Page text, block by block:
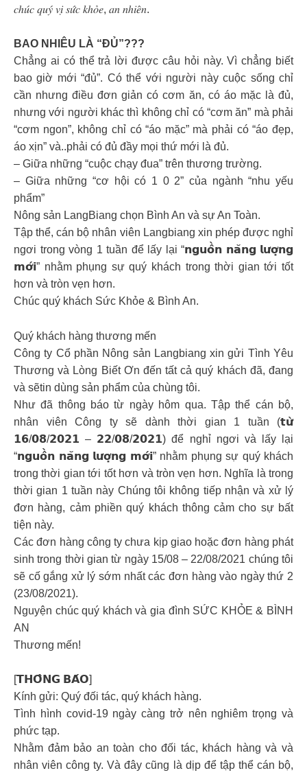
𝑐ℎ𝑢́𝑐 𝑞𝑢𝑦́ 𝑣𝑖̣ 𝑠𝑢̛́𝑐 𝑘ℎ𝑜̉𝑒, 𝑎𝑛 𝑛ℎ𝑖𝑒̂𝑛.
BAO NHIÊU LÀ “ĐỦ”???
Chẳng ai có thể trả lời được câu hỏi này. Vì chẳng biết
bao giờ mới “đủ”. Có thể với người này cuộc sống chỉ
cần nhưng điều đơn giản có cơm ăn, có áo mặc là đủ,
nhưng với người khác thì không chỉ có “cơm ăn” mà phải
“cơm ngon”, không chỉ có “áo mặc” mà phải có “áo đẹp,
áo xịn” và..phải có đủ đầy mọi thứ mới là đủ.
– Giữa những “cuộc chạy đua” trên thương trường.
– Giữa những “cơ hội có 1 0 2” của ngành “nhu yếu
phẩm”
Nông sản LangBiang chọn Bình An và sự An Toàn.
Tập thể, cán bộ nhân viên Langbiang xin phép được nghỉ
ngơi trong vòng 1 tuần để lấy lại “𝗻𝗴𝘂𝗼̂̀𝗻 𝗻𝗮̆𝗻𝗴 𝗹𝘂̛𝗼̛̣𝗻𝗴
𝗺𝗼̛́𝗶” nhằm phụng sự quý khách trong thời gian tới tốt
hơn và tròn vẹn hơn.
Chúc quý khách Sức Khỏe & Bình An.
Quý khách hàng thương mến
Công ty Cổ phần Nông sản Langbiang xin gửi Tình Yêu
Thương và Lòng Biết Ơn đến tất cả quý khách đã, đang
và sẽtin dùng sản phẩm của chùng tôi.
Như đã thông báo từ ngày hôm qua. Tập thể cán bộ,
nhân viên Công ty sẽ dành thời gian 1 tuần (𝘁𝘂̛̀
𝟭𝟲/𝟬𝟴/𝟮𝟬𝟮𝟭 – 𝟮𝟮/𝟬𝟴/𝟮𝟬𝟮𝟭) để nghỉ ngơi và lấy lại
“𝗻𝗴𝘂𝗼̂̀𝗻 𝗻𝗮̆𝗻𝗴 𝗹𝘂̛𝗼̛̣𝗻𝗴 𝗺𝗼̛́𝗶” nhằm phụng sự quý khách
trong thời gian tới tốt hơn và tròn vẹn hơn. Nghĩa là trong
thời gian 1 tuần này Chúng tôi không tiếp nhận và xử lý
đơn hàng, cảm phiền quý khách thông cảm cho sự bất
tiện này.
Các đơn hàng công ty chưa kịp giao hoặc đơn hàng phát
sinh trong thời gian từ ngày 15/08 – 22/08/2021 chúng tôi
sẽ cố gắng xử lý sớm nhất các đơn hàng vào ngày thứ 2
(23/08/2021).
Nguyện chúc quý khách và gia đình SỨC KHỎE & BÌNH
AN
Thương mến!
[𝗧𝗛𝗢̂𝗡𝗚 𝗕𝗔́𝗢]
Kính gửi: Quý đối tác, quý khách hàng.
Tình hình covid-19 ngày càng trở nên nghiêm trọng và
phức tạp.
Nhằm đảm bảo an toàn cho đối tác, khách hàng và và
nhân viên công ty. Và đây cũng là dịp để tập thể cán bộ,